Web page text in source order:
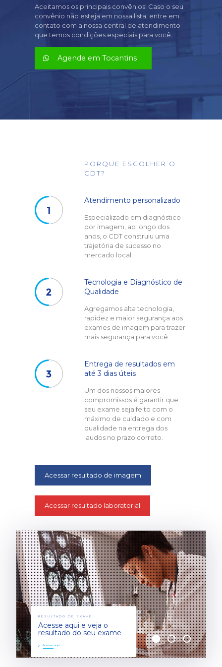
Aceitamos os principais convênios! Caso o seu
convênio não esteja em nossa lista, entre em
contato com a nossa central de atendimento
que temos condições especiais para você.
Agende em Tocantins
PORQUE ESCOLHER O
CDT?
Atendimento personalizado
Especializado em diagnóstico
por imagem, ao longo dos
anos, o CDT construiu uma
trajetória de sucesso no
mercado local.
Tecnologia e Diagnóstico de
Qualidade
Agregamos alta tecnologia,
rapidez e maior segurança aos
exames de imagem para trazer
mais segurança para você.
Entrega de resultados em
até 3 dias úteis
Um dos nossos maiores
compromissos é garantir que
seu exame seja feito com o
máximo de cuidado e com
qualidade na entrega dos
laudos no prazo correto.
Acessar resultado de imagem
Acessar resultado laboratorial
RESULTADO DE EXAME
Acesse aqui e veja o
resultado do seu exame
Acesse aqui